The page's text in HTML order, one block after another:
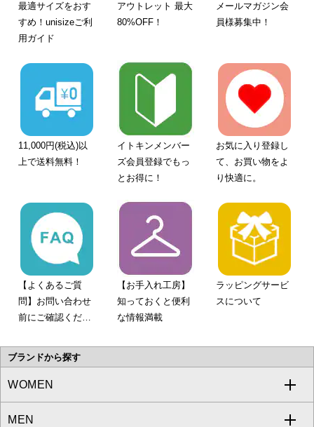
最適サイズをおす
すめ！unisizeご利
用ガイド
アウトレット 最大
80%OFF！
メールマガジン会
員様募集中！
11,000円(税込)以
上で送料無料！
イトキンメンバー
ズ会員登録でもっ
とお得に！
お気に入り登録し
て、お買い物をよ
り快適に。
【よくあるご質
問】お問い合わせ
前にご確認くださ
【お手入れ工房】
知っておくと便利
な情報満載
ラッピングサービ
スについて
ブランドから探す
WOMEN
a.v.v
MEN